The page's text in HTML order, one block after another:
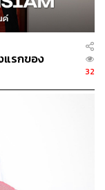
แรกของ
32